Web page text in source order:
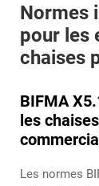
Normes
pour les
chaises
BIFMA
les
Les normes